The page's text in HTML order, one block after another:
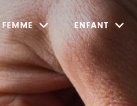
FEMMESubmenu ENFANT
Submenu